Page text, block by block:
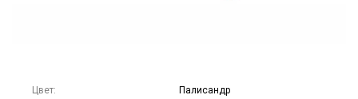
Цвет:
Палисандр